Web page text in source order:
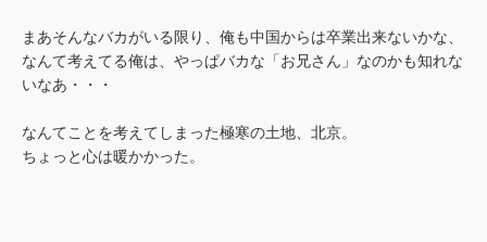
まあそんなバカがいる限り、俺も中国からは卒業出来ないかな、
なんて考えてる俺は、やっぱバカな「お兄さん」なのかも知れな
いなあ・・・
なんてことを考えてしまった極寒の土地、北京。
ちょっと心は暖かかった。